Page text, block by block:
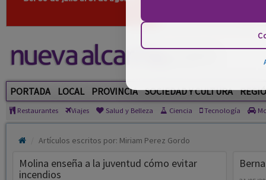
PORTADA LOCAL PROVINCIA SOCIEDAD Y CULTURA
Restaurantes Viajes Salud y Belleza Ciencia Tecnología
Artículos escritos por: Miriam Perez Gordo
Molina enseña a la juventud cómo evitar
incendios